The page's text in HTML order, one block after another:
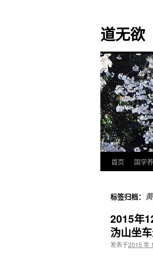
道无欲
正
文
首页 国学
标签归档：
2015年
沩山坐
发表于2015 年